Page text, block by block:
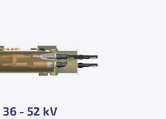
36 - 52 kV